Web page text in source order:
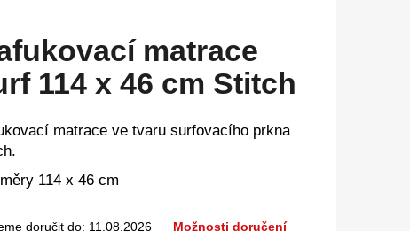
matrace
114 x 46 cm Stitch
matrace ve tvaru surfovacího prkna
114 x 46 cm
doručit do: 11.08.2026 Možnosti doručení